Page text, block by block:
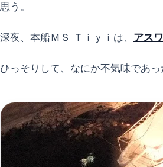
思う。
深夜、本船ＭＳ Ｔｉｙｉは、 アス
ひっそりして、なにか不気味であっ